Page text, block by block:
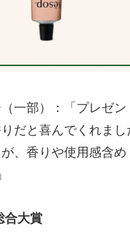
一部）：「プレゼン
だと喜んでくれまし
が、香りや使用感含
合大賞